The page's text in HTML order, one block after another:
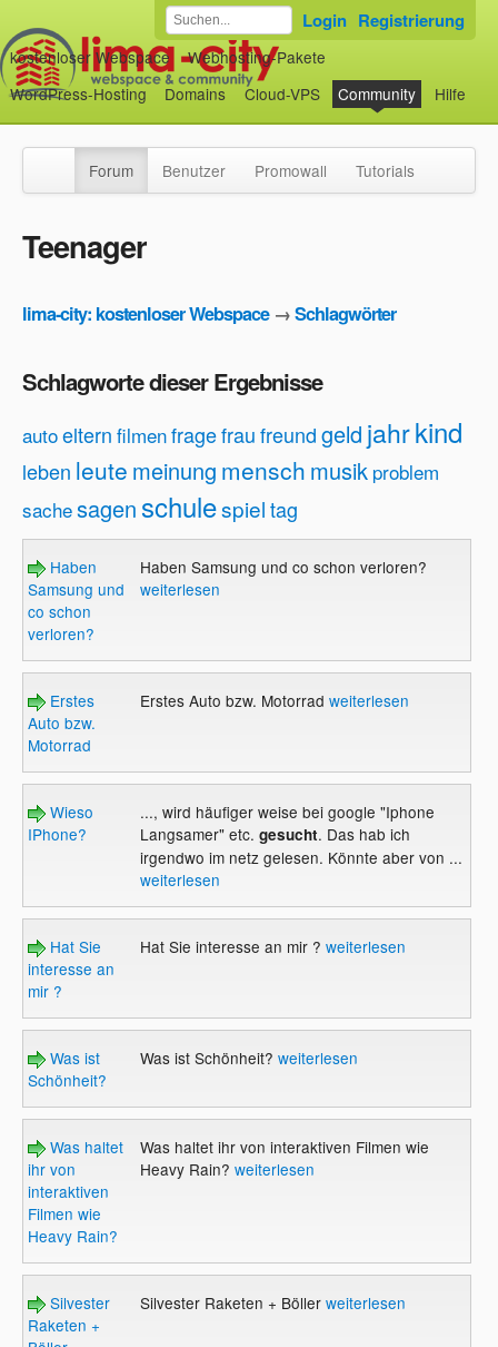
kostenloser Webspace
Webhosting-Pakete
WordPress-Hosting
Domains Cloud-VPS Community Hilfe
Login Registrierung
Forum Benutzer Promowall Tutorials
Teenager
lima-city: kostenloser Webspace→Schlagwörter
Schlagworte dieser Ergebnisse
autoeltern filmenfragefraufreundgeld jahrkind
leben leute meinung mensch musik problem
sachesagen schulespieltag
Haben
Samsung und
co schon
verloren?
Haben Samsung und co schon verloren?
weiterlesen
Erstes
Auto bzw.
Motorrad
Erstes Auto bzw. Motorrad weiterlesen
Wieso
IPhone?
..., wird häufiger weise bei google "Iphone
Langsamer" etc. gesucht. Das hab ich
irgendwo im netz gelesen. Könnte aber von ...
weiterlesen
Hat Sie
interesse an
mir ?
Hat Sie interesse an mir ? weiterlesen
Was ist
Schönheit?
Was ist Schönheit? weiterlesen
Was haltet
ihr von
interaktiven
Filmen wie
Heavy Rain?
Was haltet ihr von interaktiven Filmen wie
Heavy Rain? weiterlesen
Silvester
Raketen +
Silvester Raketen + Böller weiterlesen